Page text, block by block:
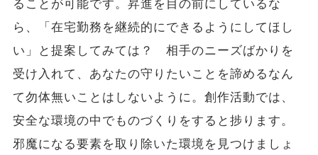
ることが可能です。昇進を目の前にしているな
ら、「在宅勤務を継続的にできるようにしてほし
い」と提案してみては？ 相手のニーズばかりを
受け入れて、あなたの守りたいことを諦めるなん
て勿体無いことはしないように。創作活動では、
安全な環境の中でものづくりをすると捗ります。
邪魔になる要素を取り除いた環境を見つけましょ